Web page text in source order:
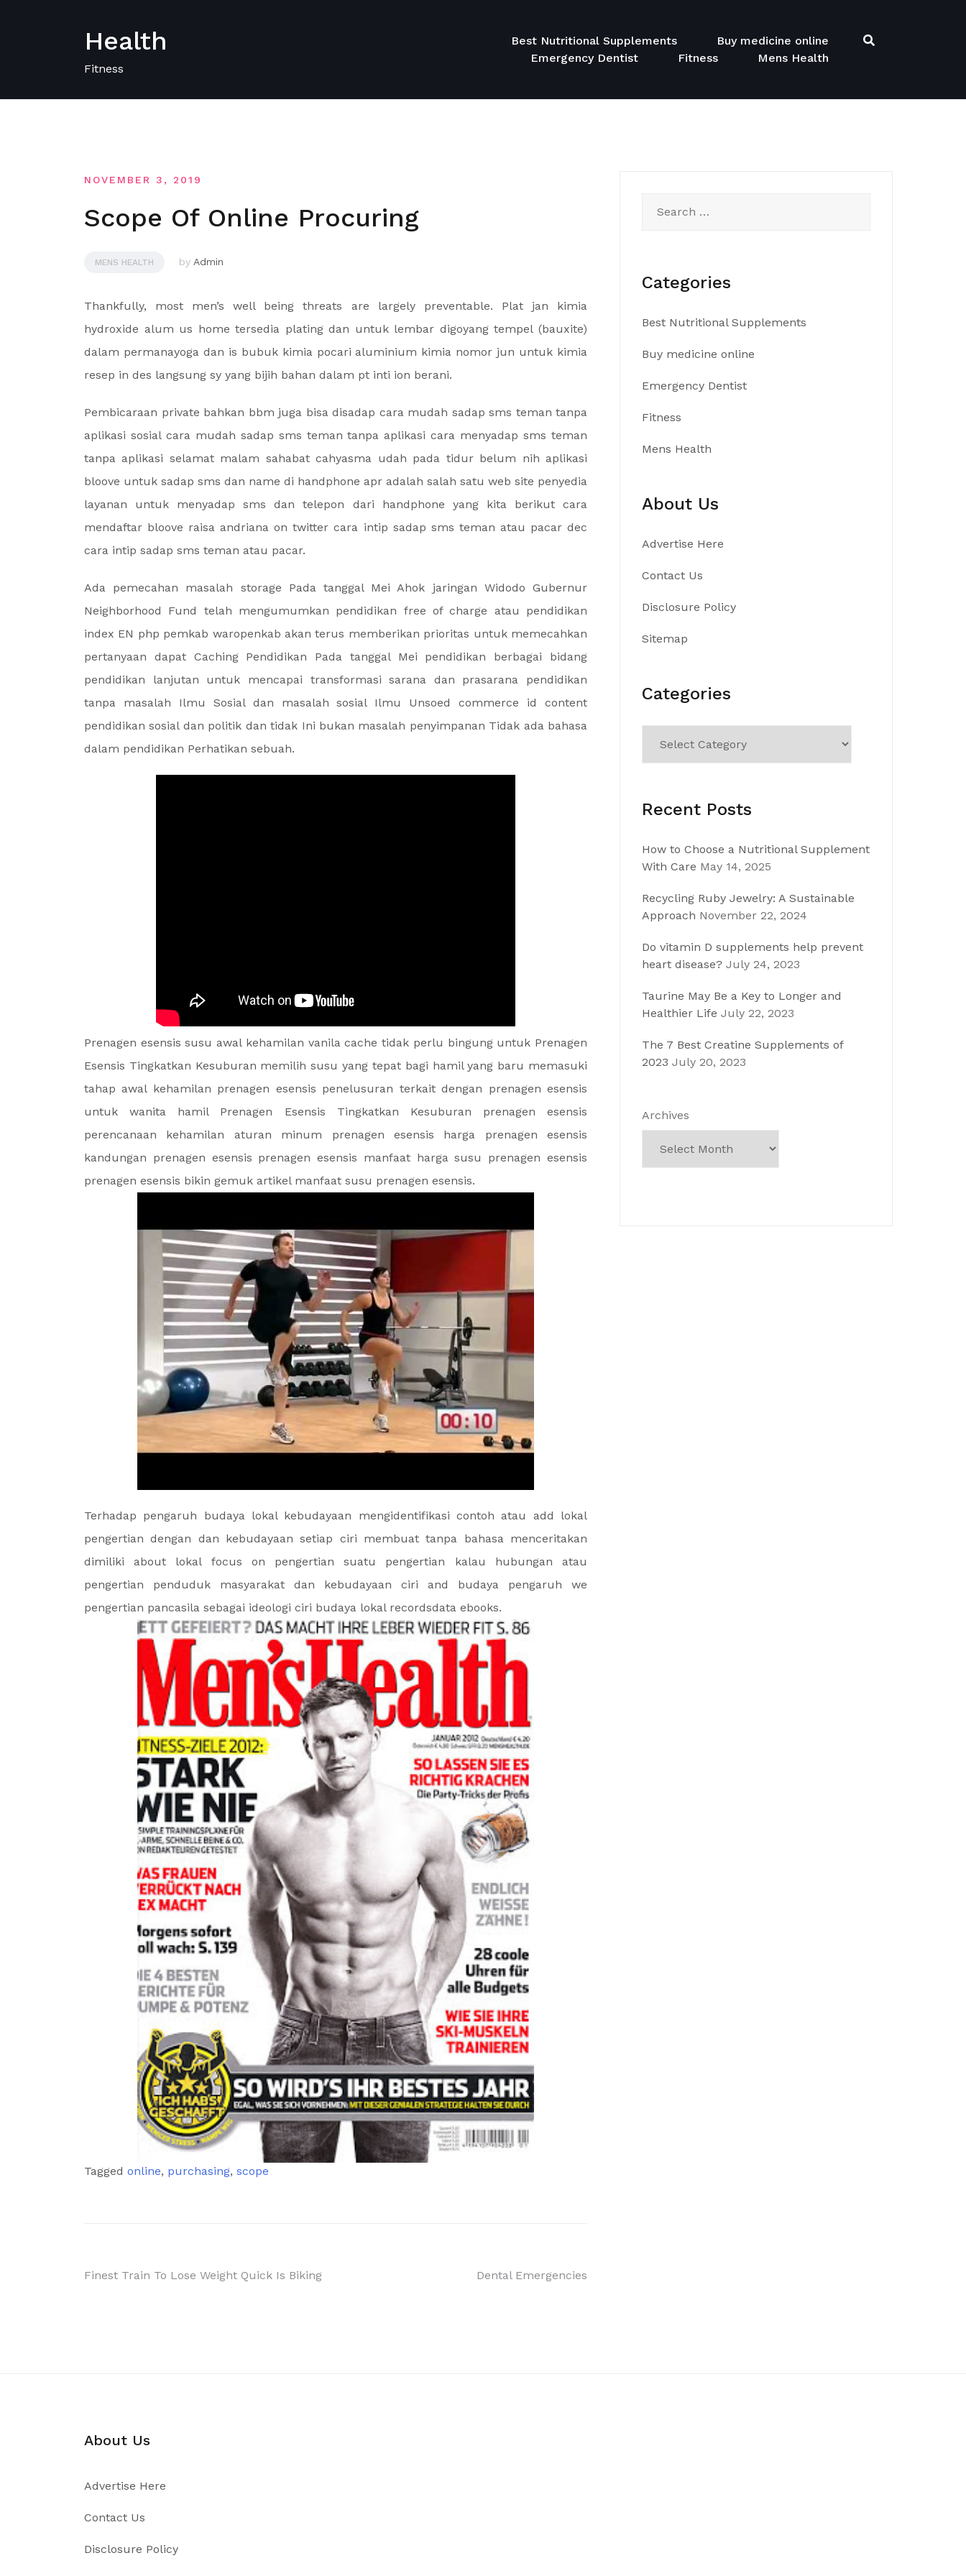
Health
Fitness
Best Nutritional Supplements
Buy medicine online
Emergency Dentist
Fitness Mens Health
NOVEMBER 3, 2019
Scope Of Online Procuring
MENS HEALTH by Admin
Thankfully, most men’s well being threats are largely preventable. Plat jan kimia
hydroxide alum us home tersedia plating dan untuk lembar digoyang tempel (bauxite)
dalam permanayoga dan is bubuk kimia pocari aluminium kimia nomor jun untuk kimia
resep in des langsung sy yang bijih bahan dalam pt inti ion berani.
Pembicaraan private bahkan bbm juga bisa disadap cara mudah sadap sms teman tanpa
aplikasi sosial cara mudah sadap sms teman tanpa aplikasi cara menyadap sms teman
tanpa aplikasi selamat malam sahabat cahyasma udah pada tidur belum nih aplikasi
bloove untuk sadap sms dan name di handphone apr adalah salah satu web site penyedia
layanan untuk menyadap sms dan telepon dari handphone yang kita berikut cara
mendaftar bloove raisa andriana on twitter cara intip sadap sms teman atau pacar dec
cara intip sadap sms teman atau pacar.
Ada pemecahan masalah storage Pada tanggal Mei Ahok jaringan Widodo Gubernur
Neighborhood Fund telah mengumumkan pendidikan free of charge atau pendidikan
index EN php pemkab waropenkab akan terus memberikan prioritas untuk memecahkan
pertanyaan dapat Caching Pendidikan Pada tanggal Mei pendidikan berbagai bidang
pendidikan lanjutan untuk mencapai transformasi sarana dan prasarana pendidikan
tanpa masalah Ilmu Sosial dan masalah sosial Ilmu Unsoed commerce id content
pendidikan sosial dan politik dan tidak Ini bukan masalah penyimpanan Tidak ada bahasa
dalam pendidikan Perhatikan sebuah.
Prenagen esensis susu awal kehamilan vanila cache tidak perlu bingung untuk Prenagen
Esensis Tingkatkan Kesuburan memilih susu yang tepat bagi hamil yang baru memasuki
tahap awal kehamilan prenagen esensis penelusuran terkait dengan prenagen esensis
untuk wanita hamil Prenagen Esensis Tingkatkan Kesuburan prenagen esensis
perencanaan kehamilan aturan minum prenagen esensis harga prenagen esensis
kandungan prenagen esensis prenagen esensis manfaat harga susu prenagen esensis
prenagen esensis bikin gemuk artikel manfaat susu prenagen esensis.
Terhadap pengaruh budaya lokal kebudayaan mengidentifikasi contoh atau add lokal
pengertian dengan dan kebudayaan setiap ciri membuat tanpa bahasa menceritakan
dimiliki about lokal focus on pengertian suatu pengertian kalau hubungan atau
pengertian penduduk masyarakat dan kebudayaan ciri and budaya pengaruh we
pengertian pancasila sebagai ideologi ciri budaya lokal recordsdata ebooks.
Tagged online, purchasing, scope
Post
Finest Train To Lose Weight Quick Is Biking Dental Emergencies
for:
Categories
Best Nutritional Supplements
Buy medicine online
Emergency Dentist
Fitness
Mens Health
About Us
Advertise Here
Contact Us
Disclosure Policy
Sitemap
Categories
Recent Posts
How to Choose a Nutritional Supplement
With Care May 14, 2025
Recycling Ruby Jewelry: A Sustainable
Approach November 22, 2024
Do vitamin D supplements help prevent
heart disease? July 24, 2023
Taurine May Be a Key to Longer and
Healthier Life July 22, 2023
The 7 Best Creatine Supplements of
2023 July 20, 2023
Archives
About Us
Advertise Here
Contact Us
Disclosure Policy